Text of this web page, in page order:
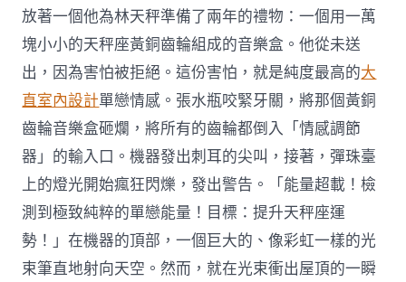
放著一個他為林天秤準備了兩年的禮物：一個用一萬
塊小小的天秤座黃銅齒輪組成的音樂盒。他從未送
出，因為害怕被拒絕。這份害怕，就是純度最高的大
直室內設計單戀情感。張水瓶咬緊牙關，將那個黃銅
齒輪音樂盒砸爛，將所有的齒輪都倒入「情感調節
器」的輸入口。機器發出刺耳的尖叫，接著，彈珠臺
上的燈光開始瘋狂閃爍，發出警告。「能量超載！檢
測到極致純粹的單戀能量！目標：提升天秤座運
勢！」在機器的頂部，一個巨大的、像彩虹一樣的光
束筆直地射向天空。然而，就在光束衝出屋頂的一瞬